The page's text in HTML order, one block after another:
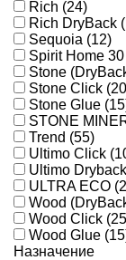
Rich (24)
Rich DryBack
Sequoia (12)
Spirit Home
Stone
Stone Click
Stone Glue
STONE
Trend (55)
Ultimo Click
Ultimo
ULTRA ECO
Wood
Wood Click
Wood Glue
Назначение